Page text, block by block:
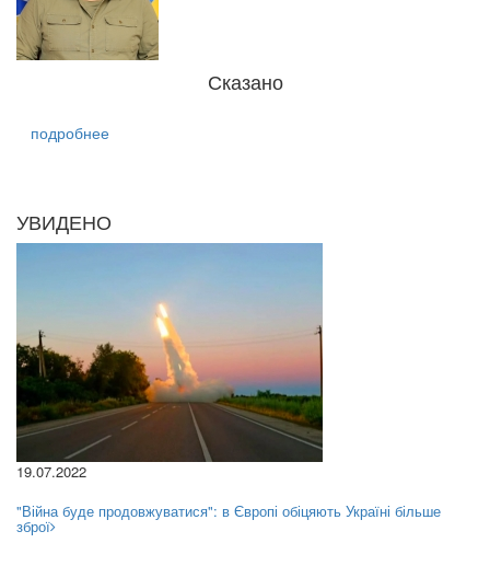
Сказано
подробнее
УВИДЕНО
19.07.2022
"Війна буде продовжуватися": в Європі обіцяють Україні більше
зброї